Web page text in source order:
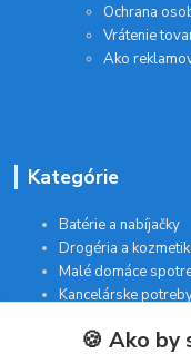
Ochrana
Vrátenie
Ako
Kategórie
Batérie a nabíjačky
Drogéria a
Malé domáce
Kancelárske
🍪 Ako by